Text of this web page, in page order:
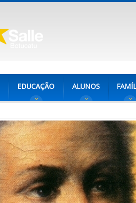
EDUCAÇÃO ALUNOS